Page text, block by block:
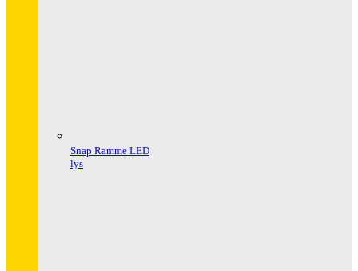
Snap Ramme LED
lys